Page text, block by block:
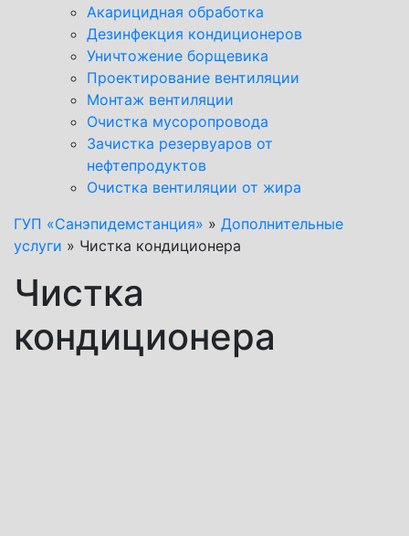
Акарицидная обработка
Дезинфекция кондиционеров
Уничтожение борщевика
Проектирование вентиляции
Монтаж вентиляции
Очистка мусоропровода
Зачистка резервуаров от
нефтепродуктов
Очистка вентиляции от жира
ГУП «Санэпидемстанция» » Дополнительные
услуги » Чистка кондиционера
Чистка
кондиционера